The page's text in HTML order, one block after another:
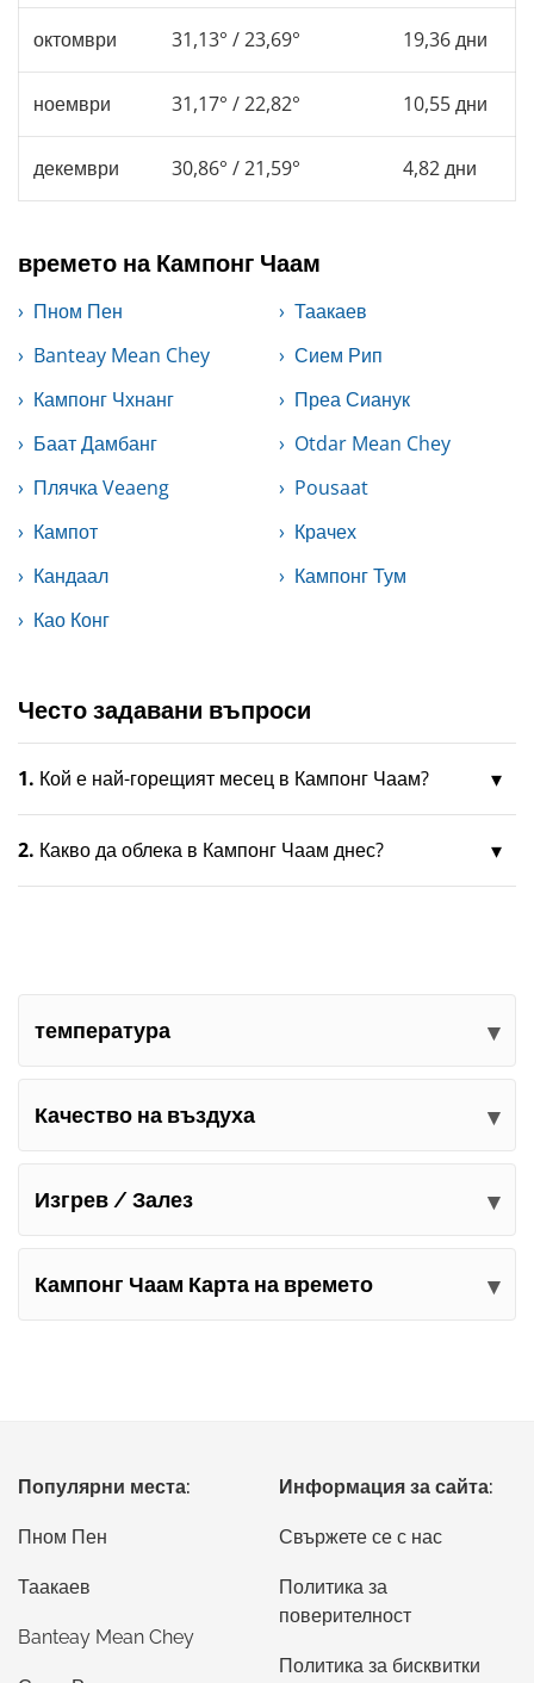
октомври 31,13° / 23,69° 19,36 дни
ноември 31,17° / 22,82° 10,55 дни
декември 30,86° / 21,59° 4,82 дни
времето на Кампонг Чаам
Пном Пен
Таакаев
Banteay Mean Chey
Сием Рип
Кампонг Чхнанг
Преа Сианук
Баат Дамбанг
Otdar Mean Chey
Плячка Veaeng
Pousaat
Кампот
Крачех
Кандаал
Кампонг Тум
Као Конг
Често задавани въпроси
1. Кой е най-горещият месец в Кампонг Чаам?
2. Какво да облека в Кампонг Чаам днес?
температура
Качество на въздуха
Изгрев / Залез
Кампонг Чаам Карта на времето
Популярни места:
Пном Пен
Таакаев
Banteay Mean Chey
Информация за сайта:
Свържете се с нас
Политика за
поверителност
Политика за бисквитки